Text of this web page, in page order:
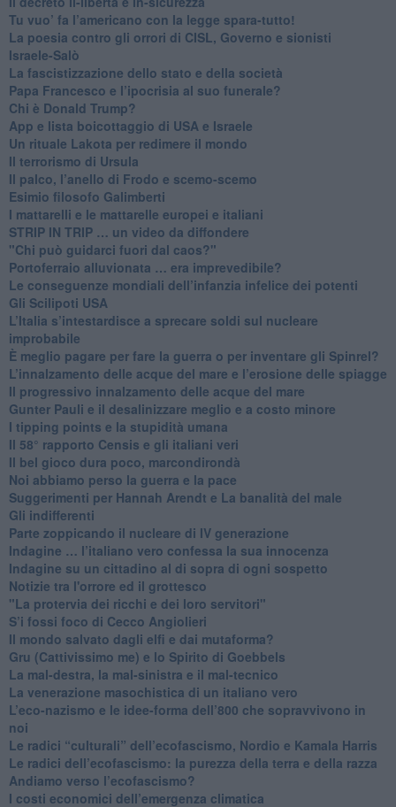
Tu vuo’ fa l’americano con la legge spara-tutto!
La poesia contro gli orrori di CISL, Governo e sionisti
Israele-Salò
​La fascistizzazione dello stato e della società
Papa Francesco e l’ipocrisia al suo funerale?
​Chi è Donald Trump?
App e lista boicottaggio di USA e Israele
​Un rituale Lakota per redimere il mondo
Il terrorismo di Ursula
​Il palco, l’anello di Frodo e scemo-scemo
Esimio filosofo Galimberti
​I mattarelli e le mattarelle europei e italiani
​STRIP IN TRIP … un video da diffondere
"Chi può guidarci fuori dal caos?"
​Portoferraio alluvionata … era imprevedibile?
Le conseguenze mondiali dell’infanzia infelice dei potenti
​Gli Scilipoti USA
L’Italia s’intestardisce a sprecare soldi sul nucleare
improbabile
È meglio pagare per fare la guerra o per inventare gli Spinrel?
​L’innalzamento delle acque del mare e l’erosione delle spiagge
​Il progressivo innalzamento delle acque del mare
​Gunter Pauli e il desalinizzare meglio e a costo minore
I tipping points e la stupidità umana
​Il 58° rapporto Censis e gli italiani veri
​Il bel gioco dura poco, marcondirondà
Noi abbiamo perso la guerra e la pace
Suggerimenti per Hannah Arendt e La banalità del male
​Gli indifferenti
Parte zoppicando il nucleare di IV generazione
​Indagine … l’italiano vero confessa la sua innocenza
Indagine su un cittadino al di sopra di ogni sospetto
Notizie tra l'orrore ed il grottesco
"La protervia dei ricchi e dei loro servitori"
S’i fossi foco di Cecco Angiolieri
​Il mondo salvato dagli elfi e dai mutaforma?
Gru (Cattivissimo me) e lo Spirito di Goebbels
​La mal-destra, la mal-sinistra e il mal-tecnico
​La venerazione masochistica di un italiano vero
​L’eco-nazismo e le idee-forma dell’800 che sopravvivono in
noi
​Le radici “culturali” dell’ecofascismo, Nordio e Kamala Harris
Le radici dell’ecofascismo: la purezza della terra e della razza
Andiamo verso l’ecofascismo?
I costi economici dell’emergenza climatica